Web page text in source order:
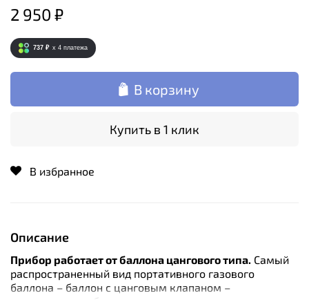
2 950 ₽
737 ₽ x 4 платежа
В корзину
Купить в 1 клик
В избранное
Описание
Прибор работает от баллона цангового типа. Самый
распространенный вид портативного газового
баллона – баллон с цанговым клапаном –